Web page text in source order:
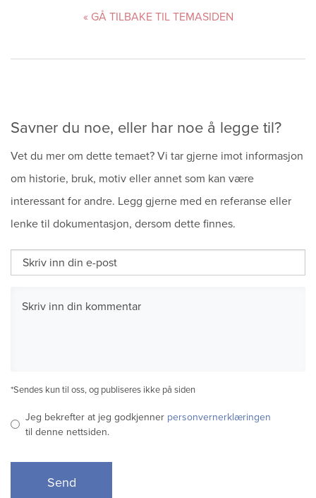
« GÅ TILBAKE TIL TEMASIDEN
Savner du noe, eller har noe å legge til?
Vet du mer om dette temaet? Vi tar gjerne imot informasjon
om historie, bruk, motiv eller annet som kan være
interessant for andre. Legg gjerne med en referanse eller
lenke til dokumentasjon, dersom dette finnes.
*Sendes kun til oss, og publiseres ikke på siden
Jeg bekrefter at jeg godkjenner personvernerklæringen
til denne nettsiden.